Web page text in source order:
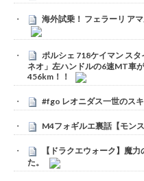
海外試乗！ フェラーリ ア
ポルシェ 718ケイマン ス
ネオ」左ハンドルの6速MT車
456km！！
#fgo レオニダス一世のス
M4フォギルエ裏話【モンス
【ドラクエウォーク】魔
た。